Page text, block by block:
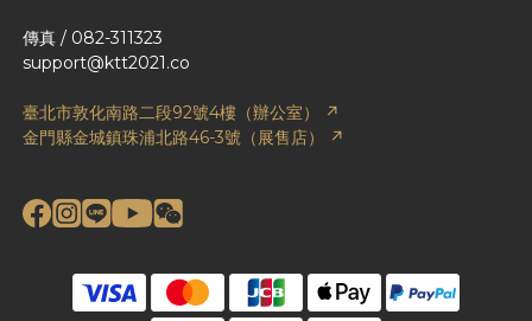
傳真 / 082-311323
support@ktt2021.co
臺北市敦化南路二段92號4樓（辦公室） ↗
金門縣金城鎮珠浦北路46-3號（展售店） ↗